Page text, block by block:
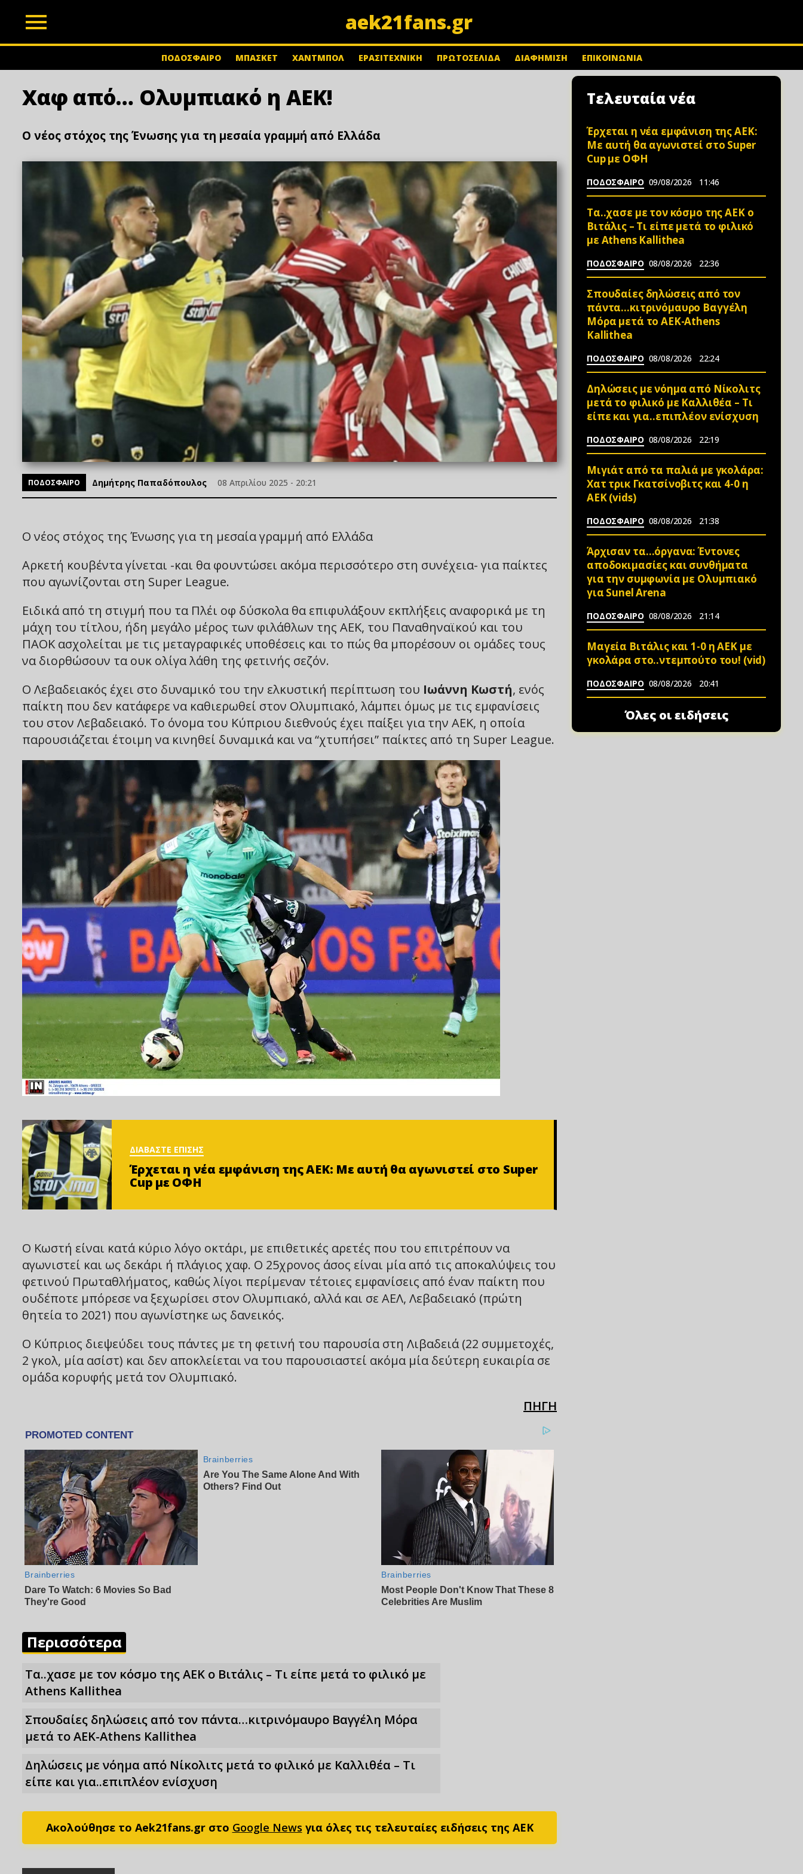
aek21fans.gr
ΠΟΔΟΣΦΑΙΡΟ ΜΠΑΣΚΕΤ ΧΑΝΤΜΠΟΛ ΕΡΑΣΙΤΕΧΝΙΚΗ ΠΡΩΤΟΣΕΛΙΔΑ ΔΙΑΦΗΜΙΣΗ ΕΠΙΚΟΙΝΩΝΙΑ
Χαφ από… Ολυμπιακό η ΑΕΚ!
Ο νέος στόχος της Ένωσης για τη μεσαία γραμμή από Ελλάδα
ΠΟΔΟΣΦΑΙΡΟ Δημήτρης Παπαδόπουλος 08 Απριλίου 2025 - 20:21
Ο νέος στόχος της Ένωσης για τη μεσαία γραμμή από Ελλάδα
Αρκετή κουβέντα γίνεται -και θα φουντώσει ακόμα περισσότερο στη συνέχεια- για παίκτες
που αγωνίζονται στη Super League.
Ειδικά από τη στιγμή που τα Πλέι οφ δύσκολα θα επιφυλάξουν εκπλήξεις αναφορικά με τη
μάχη του τίτλου, ήδη μεγάλο μέρος των φιλάθλων της ΑΕΚ, του Παναθηναϊκού και του
ΠΑΟΚ ασχολείται με τις μεταγραφικές υποθέσεις και το πώς θα μπορέσουν οι ομάδες τους
να διορθώσουν τα ουκ ολίγα λάθη της φετινής σεζόν.
Ο Λεβαδειακός έχει στο δυναμικό του την ελκυστική περίπτωση του Ιωάννη Κωστή, ενός
παίκτη που δεν κατάφερε να καθιερωθεί στον Ολυμπιακό, λάμπει όμως με τις εμφανίσεις
του στον Λεβαδειακό. Το όνομα του Κύπριου διεθνούς έχει παίξει για την ΑΕΚ, η οποία
παρουσιάζεται έτοιμη να κινηθεί δυναμικά και να “χτυπήσει” παίκτες από τη Super League.
ΔΙΑΒΑΣΤΕ ΕΠΙΣΗΣ
Έρχεται η νέα εμφάνιση της ΑΕΚ: Με αυτή θα αγωνιστεί στο Super
Cup με ΟΦΗ
Ο Κωστή είναι κατά κύριο λόγο οκτάρι, με επιθετικές αρετές που του επιτρέπουν να
αγωνιστεί και ως δεκάρι ή πλάγιος χαφ. Ο 25χρονος άσος είναι μία από τις αποκαλύψεις του
φετινού Πρωταθλήματος, καθώς λίγοι περίμεναν τέτοιες εμφανίσεις από έναν παίκτη που
ουδέποτε μπόρεσε να ξεχωρίσει στον Ολυμπιακό, αλλά και σε ΑΕΛ, Λεβαδειακό (πρώτη
θητεία το 2021) που αγωνίστηκε ως δανεικός.
Ο Κύπριος διεψεύδει τους πάντες με τη φετινή του παρουσία στη Λιβαδειά (22 συμμετοχές,
2 γκολ, μία ασίστ) και δεν αποκλείεται να του παρουσιαστεί ακόμα μία δεύτερη ευκαιρία σε
ομάδα κορυφής μετά τον Ολυμπιακό.
ΠΗΓΗ
Περισσότερα
Τα..χασε με τον κόσμο της ΑΕΚ ο Βιτάλις – Τι είπε μετά το φιλικό με
Athens Kallithea
Σπουδαίες δηλώσεις από τον πάντα…κιτρινόμαυρο Βαγγέλη Μόρα
μετά το ΑΕΚ-Athens Kallithea
Δηλώσεις με νόημα από Νίκολιτς μετά το φιλικό με Καλλιθέα – Τι
είπε και για..επιπλέον ενίσχυση
Ακολούθησε το Aek21fans.gr στο Google News για όλες τις τελευταίες ειδήσεις της ΑΕΚ
Τελευταία νέα
Έρχεται η νέα εμφάνιση της ΑΕΚ:
Με αυτή θα αγωνιστεί στο Super
Cup με ΟΦΗ
ΠΟΔΟΣΦΑΙΡΟ 09/08/2026 11:46
Τα..χασε με τον κόσμο της ΑΕΚ ο
Βιτάλις – Τι είπε μετά το φιλικό
με Athens Kallithea
ΠΟΔΟΣΦΑΙΡΟ 08/08/2026 22:36
Σπουδαίες δηλώσεις από τον
πάντα…κιτρινόμαυρο Βαγγέλη
Μόρα μετά το ΑΕΚ-Athens
Kallithea
ΠΟΔΟΣΦΑΙΡΟ 08/08/2026 22:24
Δηλώσεις με νόημα από Νίκολιτς
μετά το φιλικό με Καλλιθέα – Τι
είπε και για..επιπλέον ενίσχυση
ΠΟΔΟΣΦΑΙΡΟ 08/08/2026 22:19
Μιγιάτ από τα παλιά με γκολάρα:
Χατ τρικ Γκατσίνοβιτς και 4-0 η
ΑΕΚ (vids)
ΠΟΔΟΣΦΑΙΡΟ 08/08/2026 21:38
Άρχισαν τα…όργανα: Έντονες
αποδοκιμασίες και συνθήματα
για την συμφωνία με Ολυμπιακό
για Sunel Arena
ΠΟΔΟΣΦΑΙΡΟ 08/08/2026 21:14
Μαγεία Βιτάλις και 1-0 η ΑΕΚ με
γκολάρα στο..ντεμπούτο του! (vid)
ΠΟΔΟΣΦΑΙΡΟ 08/08/2026 20:41
Όλες οι ειδήσεις